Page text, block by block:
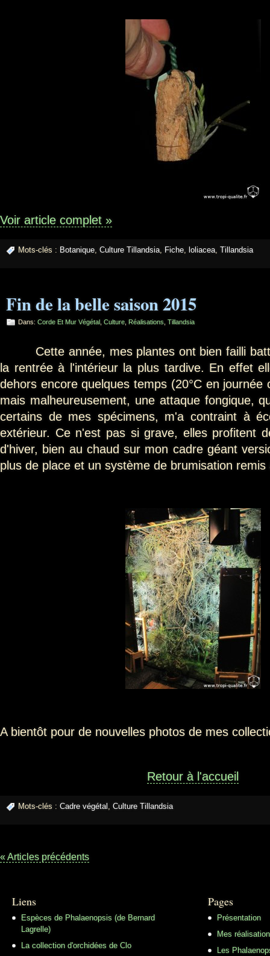
Voir article complet »
Mots-clés : Botanique Culture Tillandsia Fiche loliacea Tillandsia
Fin de la belle saison 2015
Dans: Corde Et Mur Végétal Culture Réalisations Tillandsia
Cette année, mes plantes ont bien failli
la rentrée à l'intérieur la plus tardive. En effet
dehors encore quelques temps (20°C en
mais malheureusement, une attaque fongique,
certains de mes spécimens, m'a contraint à
extérieur. Ce n'est pas si grave, elles profitent
d'hiver, bien au chaud sur mon cadre géant
plus de place et un système de brumisation remis
A bientôt pour de nouvelles photos de mes
Retour à l'accueil
Mots-clés : Cadre végétal Culture Tillandsia
« Articles précédents
Liens
Espèces de Phalaenopsis (de Bernard
Lagrelle)
La collection d'orchidées de Clo
Pages
Présentation
Mes
Les